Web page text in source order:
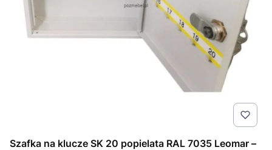
Szafka na klucze SK 20 popielata RAL 7035 Leomar –